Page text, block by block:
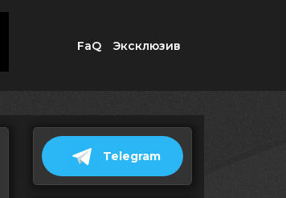
FaQ Эксклюзив
Telegram